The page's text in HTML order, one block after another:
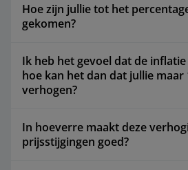
Hoe zijn jullie tot het
gekomen?
Ik heb het gevoel dat de
hoe kan het dan dat jullie maar
verhogen?
In hoeverre maakt deze
prijsstijgingen goed?